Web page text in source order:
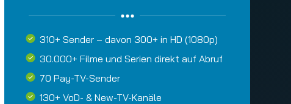
310+ Sender – davon 300+ in HD (1080p)
30.000+ Filme und Serien direkt auf Abruf
70 Pay-TV-Sender
130+ VoD- & New-TV-Kanäle